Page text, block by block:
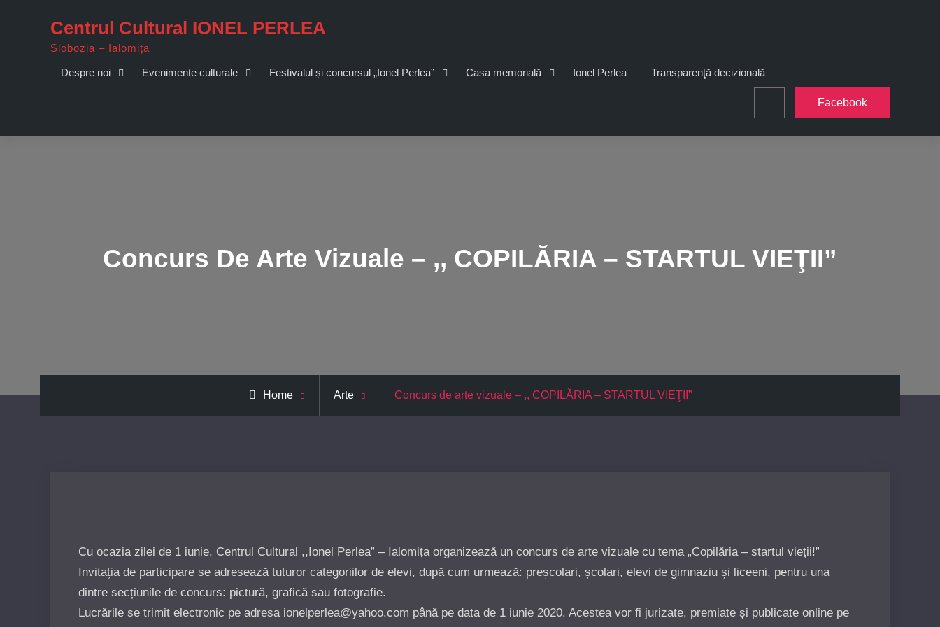
Centrul Cultural IONEL PERLEA
Slobozia – Ialomița
Despre noi Evenimente culturale Festivalul și concursul „Ionel Perlea” Casa memorială Ionel Perlea Transparenţă decizională
Facebook
Concurs De Arte Vizuale – ,, COPILĂRIA – STARTUL VIEŢII”
Home Arte Concurs de arte vizuale – ,, COPILĂRIA – STARTUL VIEŢII”
Cu ocazia zilei de 1 iunie, Centrul Cultural ,,Ionel Perlea” – Ialomița organizează un concurs de arte vizuale cu tema „Copilăria – startul vieții!”
Invitația de participare se adresează tuturor categoriilor de elevi, după cum urmează: preșcolari, școlari, elevi de gimnaziu și liceeni, pentru una
dintre secțiunile de concurs: pictură, grafică sau fotografie.
Lucrările se trimit electronic pe adresa ionelperlea@yahoo.com până pe data de 1 iunie 2020. Acestea vor fi jurizate, premiate și publicate online pe